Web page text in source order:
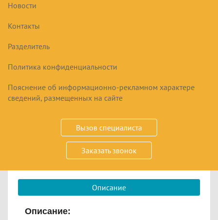
Новости
Контакты
Разделитель
Политика конфиденциальности
Пояснение об информационно-рекламном характере
сведений, размещенных на сайте
Вызов специалиста
Заказать звонок
260
94560₽
Срок заказапо запросу
Размер 2600х1030х1315 мм, 0…+6°С
Описание
Описание: